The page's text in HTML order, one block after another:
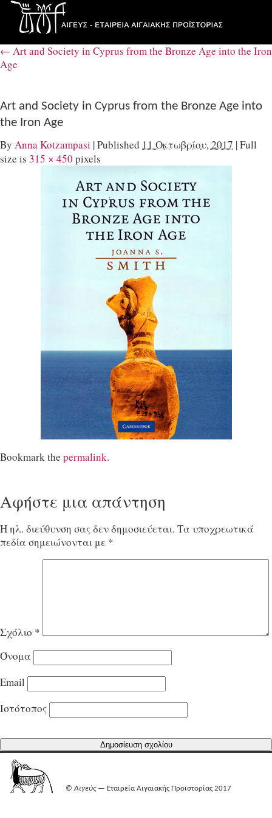
← Art and Society in Cyprus from the Bronze Age into the Iron
Age
Art and Society in Cyprus from the Bronze Age into
the Iron Age
By Anna Kotzampasi |Published 11 Οκτωβρίου, 2017 |Full
size is 315 × 450 pixels
Bookmark the permalink.
Αφήστε μια απάντηση
Η ηλ. διεύθυνση σας δεν δημοσιεύεται. Τα υποχρεωτικά
πεδία σημειώνονται με *
Σχόλιο *
Όνομα
Email
Ιστότοπος
© Αιγεύς— Εταιρεία Αιγαιακής Προϊστορίας 2017